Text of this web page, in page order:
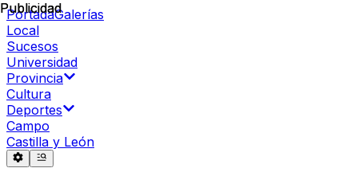
PortadaGalerías
Local
Sucesos
Universidad
Provincia
Cultura
Deportes
Campo
Castilla y León
Publicidad
Publicidad